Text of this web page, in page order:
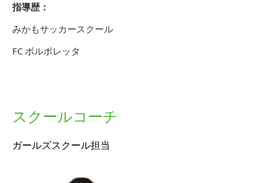
指導歴：
みかもサッカースクール
FC ボルボレッタ
スクールコーチ
ガールズスクール担当